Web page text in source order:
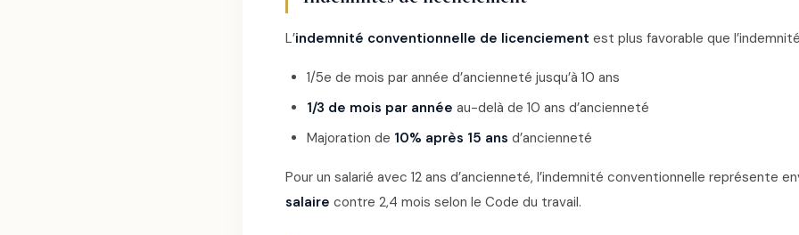
L’indemnité conventionnelle de licenciement est plus favorable que
1/5e de mois par année d’ancienneté jusqu’à 10 ans
1/3 de mois par année au-delà de 10 ans d’ancienneté
Majoration de 10% après 15 ans d’ancienneté
Pour un salarié avec 12 ans d’ancienneté, l’indemnité conventionnelle représente
salaire contre 2,4 mois selon le Code du travail.